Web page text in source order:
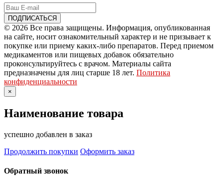
© 2026 Все права защищены. Информация, опубликованная
на сайте, носит ознакомительный характер и не призывает к
покупке или приему каких-либо препаратов. Перед приемом
медикаментов или пищевых добавок обязательно
проконсультируйтесь с врачом. Материалы сайта
предназначены для лиц старше 18 лет. Политика
конфиденциальности
×
Наименование товара
успешно добавлен в заказ
Продолжить покупки Оформить заказ
Обратный звонок